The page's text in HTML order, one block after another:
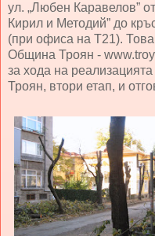
ул. „Любен Каравелов”
Кирил и Методий” до
(при офиса на Т21).
Община Троян -
за хода на
Троян, втори етап, и